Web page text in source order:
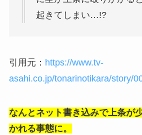
起きてしまい…!?
引用元： https://www.tv-
asahi.co.jp/tonarinotikara/story/
なんとネット書き込みで上条が
かれる事態に。